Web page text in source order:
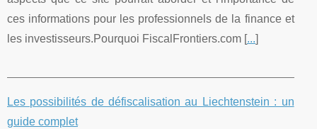
ces informations pour les professionnels de la finance et
les investisseurs.Pourquoi FiscalFrontiers.com [...]
Les possibilités de défiscalisation au Liechtenstein : un
guide complet